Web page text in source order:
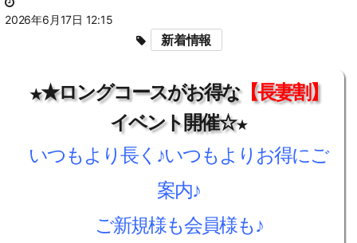
2026年6月17日 12:15
新着情報
★★ロングコースがお得な【長妻割】
イベント開催☆★
いつもより長く♪いつもよりお得にご
案内♪
ご新規様も会員様も♪